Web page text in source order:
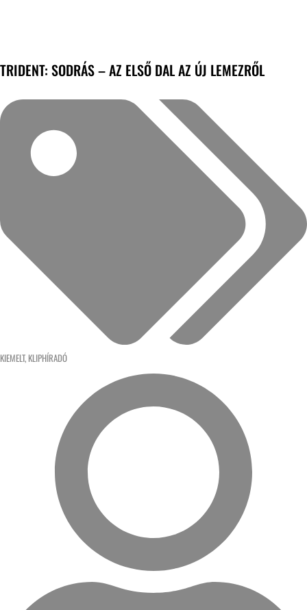
TRIDENT: SODRÁS – AZ ELSŐ DAL AZ ÚJ LEMEZRŐL
KIEMELT, KLIPHÍRADÓ